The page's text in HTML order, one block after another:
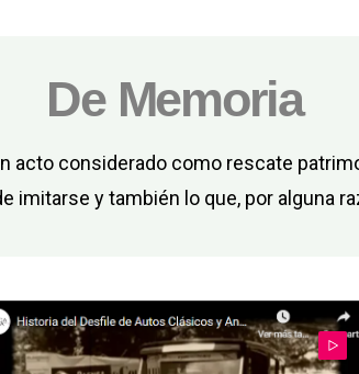
De Memoria
acto considerado como rescate
imitarse y también lo que, por alguna